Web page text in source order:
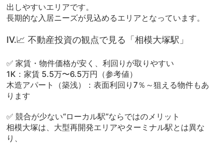
出しやすいエリアです。
長期的な入居ニーズが見込めるエリアとなっています。
Ⅳ.📈 不動産投資の観点で見る「相模大塚駅」
✅ 家賃・物件価格が安く、利回りが取りやすい
1K：家賃 5.5万〜6.5万円（参考値）
木造アパート（築浅）：表面利回り7％～狙える物件もあ
ります
✅ 競合が少ない“ローカル駅”ならではのメリット
相模大塚は、大型再開発エリアやターミナル駅とは異な
り、